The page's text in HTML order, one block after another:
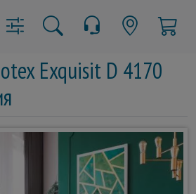
Exquisit D 4170